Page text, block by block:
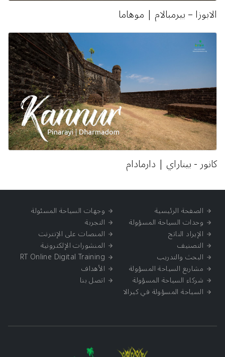
الابوزا – بيرمبالام | موهاما
كانور - بيناراي | دارمادام
الصفحة الرئيسية
وحدات السياحة المسؤولة
الإيراد الناتج
التصنيف
وجهات السياحة المسئولة
التجربة
المنصات على الإنترنت
المنشورات الإلكترونية
البحث والتدريب
مشاريع السياحة المسؤولة
شركاء السياحة المسؤولة
السياحة المسؤولة في كيرالا
RT Online Digital Training
الأهداف
اتصل بنا